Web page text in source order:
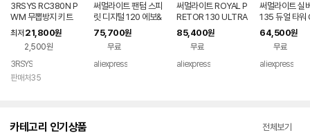
3RSYS RC380N P
WM 무뽑방지 키트
최저 21,800원
2,500원
3RSYS
판매처35
써멀라이트 팬텀 스피
릿 디지털 120 에보&
스노우 CPU 공랭 쿨
러 AGHP GEN5.0 7
히트파이프 듀얼 타워
듀얼 TL-K12 팬 포함
75,700원
무료
aliexpress
써멀라이트 ROYAL P
RETOR 130 ULTRA
7 히트파이프 AGHP
GEN4.0 역중력 히트
파이프 CPU 공랭 쿨
러, LGA1851/1700
AM5/4 지원
85,400원
무료
aliexpress
써멀라이트 실
135 듀얼 타워
공랭 쿨러 6
트파이프
이 컴퓨터 데
64,500원
무료
aliexpress
카테고리 인기상품 전체보기